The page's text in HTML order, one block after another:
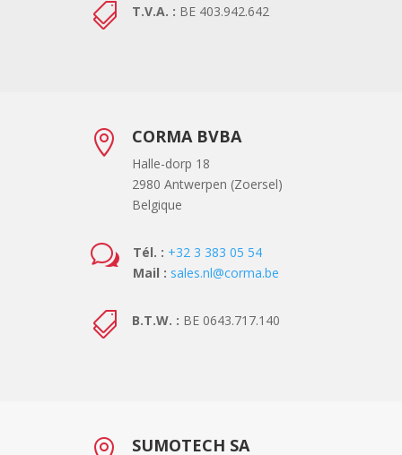
 T.V.A. : BE 403.942.642
 CORMA BVBA
Halle-dorp 18
2980 Antwerpen (Zoersel)
Belgique
w Tél. : +32 3 383 05 54
Mail : sales.nl@corma.be
 B.T.W. : BE 0643.717.140
SUMOTECH SA